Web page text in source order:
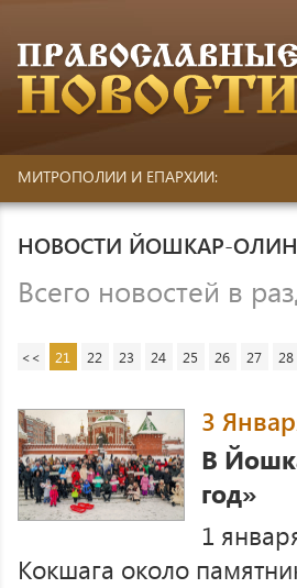
МИТРОПОЛИИ И ЕПАРХИИ:
НОВОСТИ ЙОШКАР-
Всего новостей в
<< 21 22 23 24 25 26 27 28
3
В
год»
1
Кокшага около